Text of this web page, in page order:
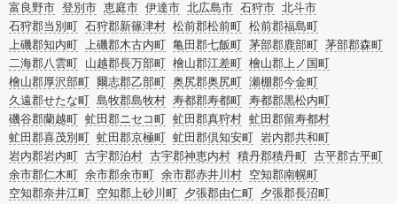
富良野市 登別市 恵庭市 伊達市 北広島市 石狩市 北斗市
石狩郡当別町 石狩郡新篠津村 松前郡松前町 松前郡福島町
上磯郡知内町 上磯郡木古内町 亀田郡七飯町 茅部郡鹿部町 茅部郡森町
二海郡八雲町 山越郡長万部町 檜山郡江差町 檜山郡上ノ国町
檜山郡厚沢部町 爾志郡乙部町 奥尻郡奥尻町 瀬棚郡今金町
久遠郡せたな町 島牧郡島牧村 寿都郡寿都町 寿都郡黒松内町
磯谷郡蘭越町 虻田郡ニセコ町 虻田郡真狩村 虻田郡留寿都村
虻田郡喜茂別町 虻田郡京極町 虻田郡倶知安町 岩内郡共和町
岩内郡岩内町 古宇郡泊村 古宇郡神恵内村 積丹郡積丹町 古平郡古平町
余市郡仁木町 余市郡余市町 余市郡赤井川村 空知郡南幌町
空知郡奈井江町 空知郡上砂川町 夕張郡由仁町 夕張郡長沼町